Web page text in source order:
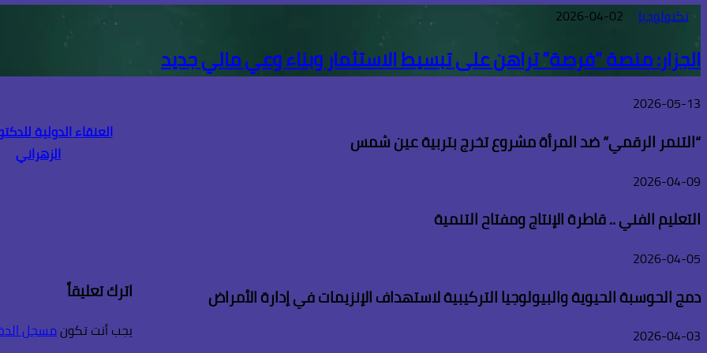
تكنولوجيا 2026-04-02
الجزار: منصة “فرصة” تراهن على تبسيط الاستثمار وبناء وعي مالي جديد
2026-05-13
“التنمر الرقمي” ضد المرأة مشروع تخرج بتربية عين شمس
2026-04-09
التعليم الفني .. قاطرة الإنتاج ومفتاح التنمية
2026-04-05
دمج الحوسبة الحيوية والبيولوجيا التركيبية لاستهداف الإنزيمات في إدارة الأمراض
2026-04-03
العنقاء الدولية
الزهراني
اترك تعليقاً
يجب أنت تكونمسجل